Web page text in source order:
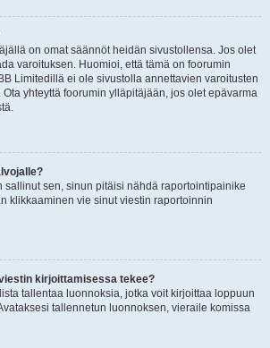
on omat säännöt heidän sivustollensa. Jos olet
varoituksen. Huomioi, että tämä on foorumin
Limitedillä ei ole sivustolla annettavien varoitusten
Ota yhteyttä foorumin ylläpitäjään, jos olet epävarma
sallinut sen, sinun pitäisi nähdä raportointipainike
klikkaaminen vie sinut viestin raportoinnin
kirjoittamisessa tekee?
tallentaa luonnoksia, jotka voit kirjoittaa loppuun
tallennetun luonnoksen, vieraile komissa